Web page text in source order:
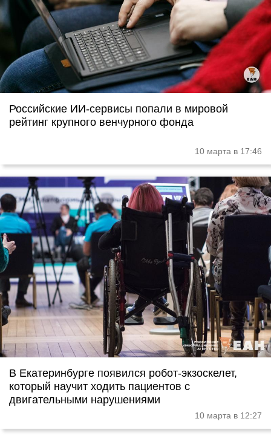
Российские ИИ-сервисы попали в мировой
рейтинг крупного венчурного фонда
10 марта в 17:46
В Екатеринбурге появился робот-экзоскелет,
который научит ходить пациентов с
двигательными нарушениями
10 марта в 12:27